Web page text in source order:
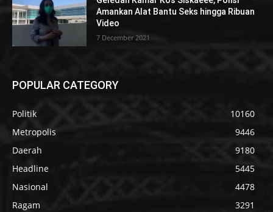
Amankan Alat Bantu Seks hingga Ribuan
Video
7 December 2021
POPULAR CATEGORY
Politik
10160
Metropolis
9446
Daerah
9180
Headline
5445
Nasional
4478
Ragam
3291